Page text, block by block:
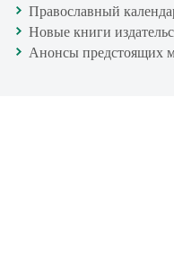
Православный
Новые книги
Анонсы предстоящих